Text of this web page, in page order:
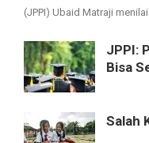
(JPPI) Ubaid Matraji
JPPI:
Bisa
Salah